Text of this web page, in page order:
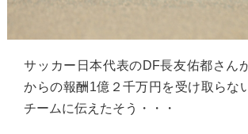
サッカー日本代表のDF長友佑都さん
からの報酬1億２千万円を受け取らな
チームに伝えたそう・・・